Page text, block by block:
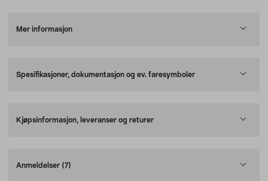
Mer informasjon
Spesifikasjoner, dokumentasjon og ev. faresymboler
Kjøpsinformasjon, leveranser og returer
Anmeldelser (7)